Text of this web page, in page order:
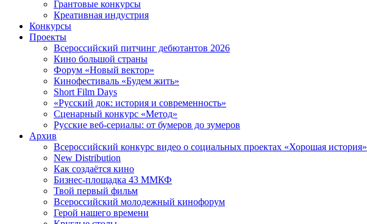
Грантовые конкурсы
Креативная индустрия
Конкурсы
Проекты
Всероссийский питчинг дебютантов 2026
Кино большой страны
Форум «Новый вектор»
Кинофестиваль «Будем жить»
Short Film Days
«Русский док: история и современность»
Сценарный конкурс «Метод»
Русские веб-сериалы: от бумеров до зумеров
Архив
Всероссийский конкурс видео о социальных проектах «Хорошая история»
New Distribution
Как создаётся кино
Бизнес-площадка 43 ММКФ
Твой первый фильм
Всероссийский молодежный кинофорум
Герой нашего времени